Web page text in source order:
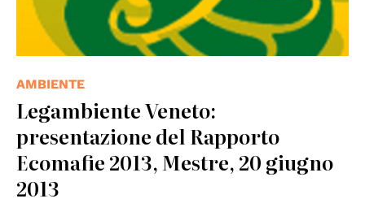
AMBIENTE
Legambiente Veneto:
presentazione del Rapporto
Ecomafie 2013, Mestre, 20 giugno
2013